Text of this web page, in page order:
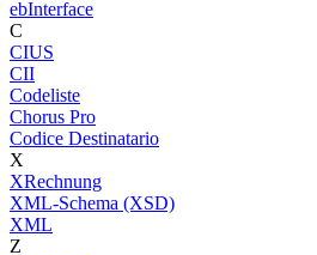
ebInterface
C
CIUS
CII
Codeliste
Chorus Pro
Codice Destinatario
X
XRechnung
XML-Schema (XSD)
XML
Z